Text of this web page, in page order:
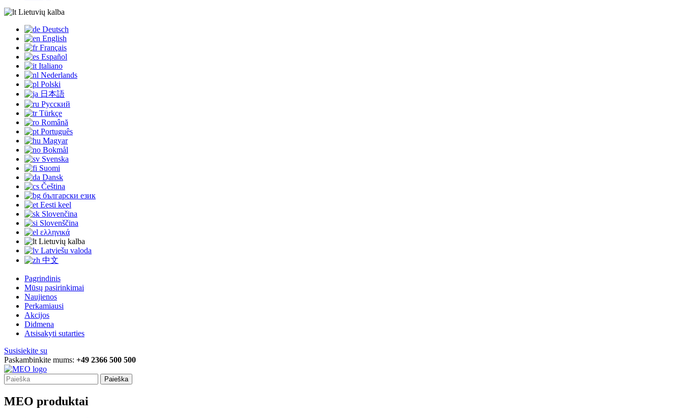
Lietuvių kalba
Deutsch
English
Français
Español
Italiano
Nederlands
Polski
日本語
Русский
Türkçe
Română
Português
Magyar
Bokmål
Svenska
Suomi
Dansk
Čeština
български език
Eesti keel
Slovenčina
Slovenščina
ελληνικά
Lietuvių kalba
Latviešu valoda
中文
Pagrindinis
Mūsų pasirinkimai
Naujienos
Perkamiausi
Akcijos
Didmena
Atsisakyti sutarties
Susisiekite su
Paskambinkite mums: +49 2366 500 500
Paieška
MEO produktai